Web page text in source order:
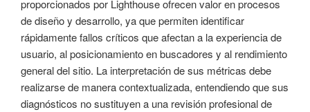
proporcionados por Lighthouse ofrecen valor en procesos
de diseño y desarrollo, ya que permiten identificar
rápidamente fallos críticos que afectan a la experiencia de
usuario, al posicionamiento en buscadores y al rendimiento
general del sitio. La interpretación de sus métricas debe
realizarse de manera contextualizada, entendiendo que sus
diagnósticos no sustituyen a una revisión profesional de